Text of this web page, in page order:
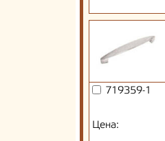
719359-1
Цена: